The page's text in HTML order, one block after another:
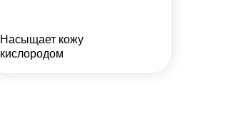
Насыщает кожу
кислородом